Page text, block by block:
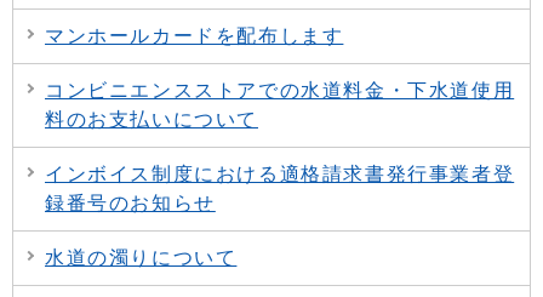
マンホールカードを配布します
コンビニエンスストアでの水道料金・下水道使用
料のお支払いについて
インボイス制度における適格請求書発行事業者登
録番号のお知らせ
水道の濁りについて